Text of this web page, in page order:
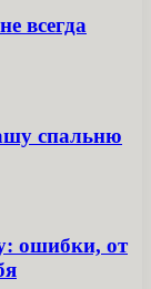
всегда
спальню
ошибки, от